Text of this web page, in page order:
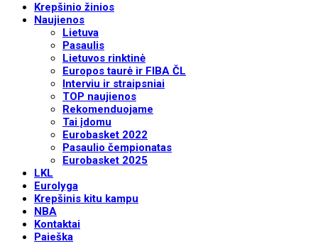
Krepšinio žinios
Naujienos
Lietuva
Pasaulis
Lietuvos rinktinė
Europos taurė ir FIBA ČL
Interviu ir straipsniai
TOP naujienos
Rekomenduojame
Tai įdomu
Eurobasket 2022
Pasaulio čempionatas
Eurobasket 2025
LKL
Eurolyga
Krepšinis kitu kampu
NBA
Kontaktai
Paieška